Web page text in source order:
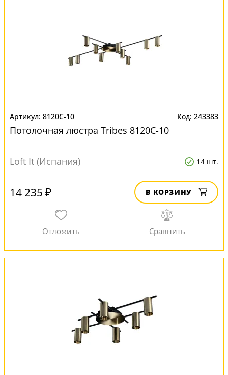
8120C-10 243383
Потолочная люстра Tribes 8120C-10
Loft It (Испания) 14 шт.
14 235 ₽ В КОРЗИНУ